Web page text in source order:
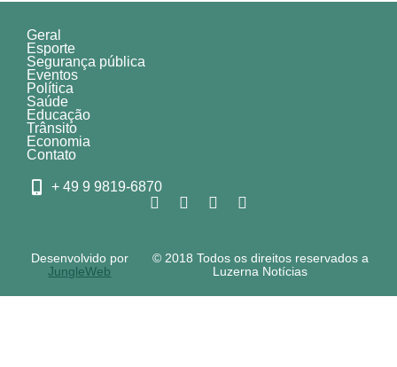
Geral
Esporte
Segurança pública
Eventos
Política
Saúde
Educação
Trânsito
Economia
Contato
+ 49 9 9819-6870
© 2018 Todos os direitos reservados a
Luzerna Notícias
Desenvolvido por
JungleWeb